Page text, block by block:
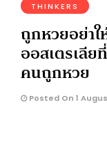
THINKERS
ถูกหวยอย่า
ออสเตรเลี
คนถูกหวย
Posted On 1